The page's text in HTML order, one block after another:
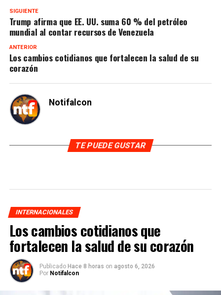
SIGUIENTE
Trump afirma que EE. UU. suma 60 % del petróleo
mundial al contar recursos de Venezuela
ANTERIOR
Los cambios cotidianos que fortalecen la salud de su
corazón
Notifalcon
TE PUEDE GUSTAR
INTERNACIONALES
Los cambios cotidianos que
fortalecen la salud de su corazón
Publicado Hace 8 horas on agosto 6, 2026
Por Notifalcon